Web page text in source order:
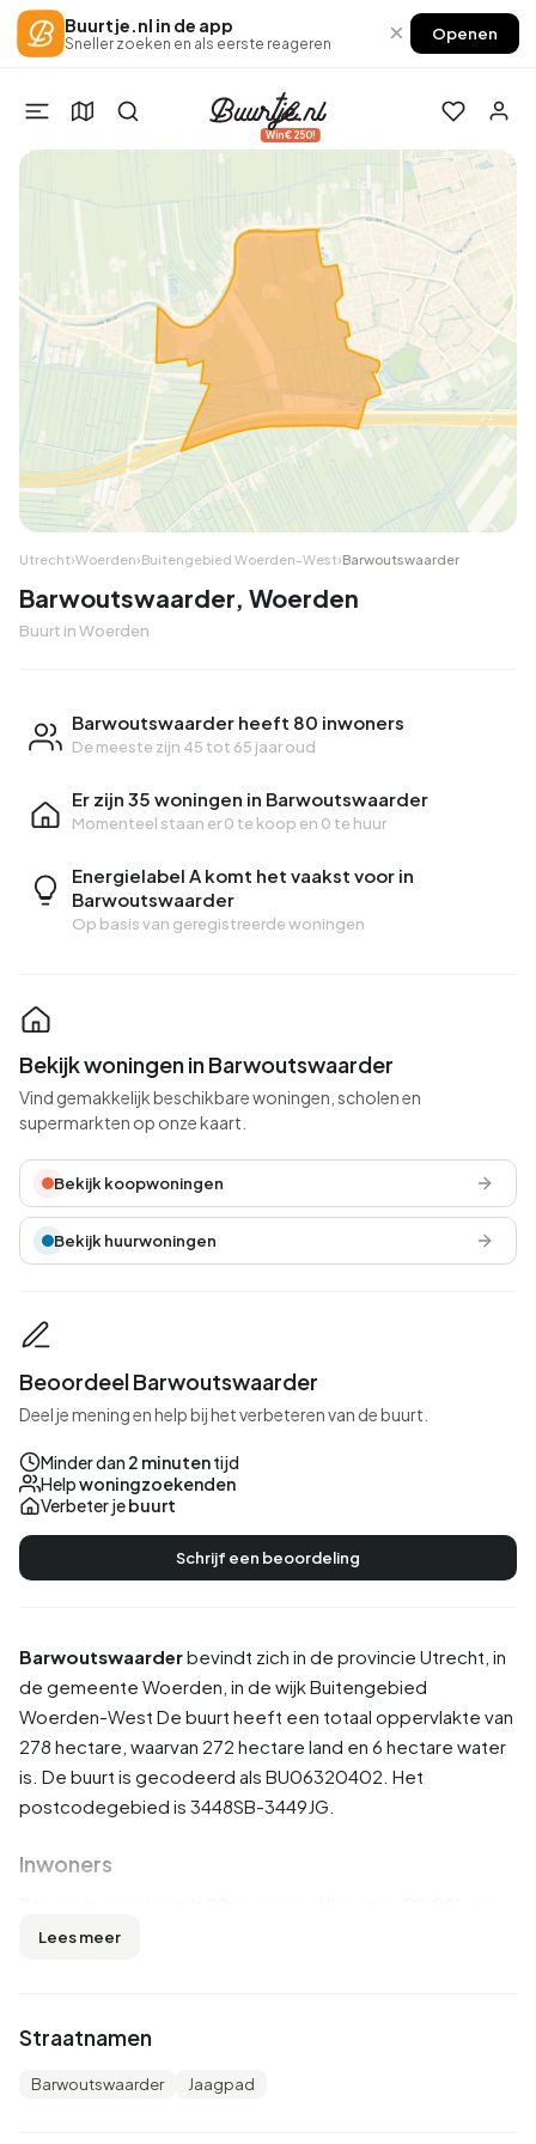
Buurtje.nl in de app
Sneller zoeken en als eerste reageren × Openen
Win €250!
Utrecht›Woerden›Buitengebied Woerden-West›Barwoutswaarder
Barwoutswaarder, Woerden
Buurt in Woerden
Barwoutswaarder heeft 80 inwoners
De meeste zijn 45 tot 65 jaar oud
Er zijn 35 woningen in Barwoutswaarder
Momenteel staan er0 te koop en 0 te huur
Energielabel A komt het vaakst voor in
Barwoutswaarder
Op basis van geregistreerde woningen
Barwoutswaarderbevindt zich in de provincie Utrecht , in
de gemeente Woerden , in de wijkBuitengebied
Woerden-West De buurt heeft een totaal oppervlakte van
278 hectare, waarvan 272 hectare land en 6 hectare water
is. De buurt is gecodeerd als BU06320402. Het
postcodegebied is 3448SB-3449JG.
Inwoners
en 43,8% vrouw. De meeste inwoners zijn 45 tot 65 jaar
ongehuwd, 56,3% is gehuwd en 12,5% is gescheiden. 75
inwoners komen uit Nederland, 5 komen uit Europa en 5
Lees meer
Straatnamen
Barwoutswaarder Jaagpad
Bekijk woningen in Barwoutswaarder
Vind gemakkelijk beschikbare woningen, scholen en
supermarkten op onze kaart.
Bekijk koopwoningen
Bekijk huurwoningen
Beoordeel Barwoutswaarder
Deel je mening en help bij het verbeteren van de buurt.
Minder dan 2 minutentijd
Helpwoningzoekenden
Verbeter jebuurt
Schrijf een beoordeling